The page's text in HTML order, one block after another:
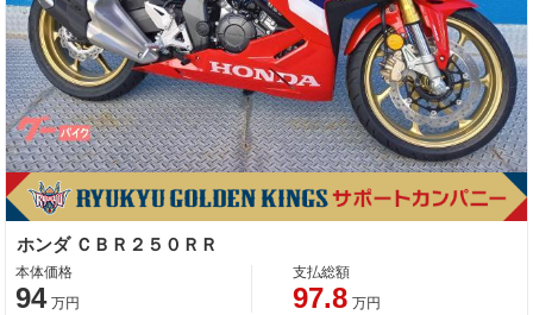
ホンダ ＣＢＲ２５０ＲＲ
本体価格
94 万円
支払総額
97.8 万円